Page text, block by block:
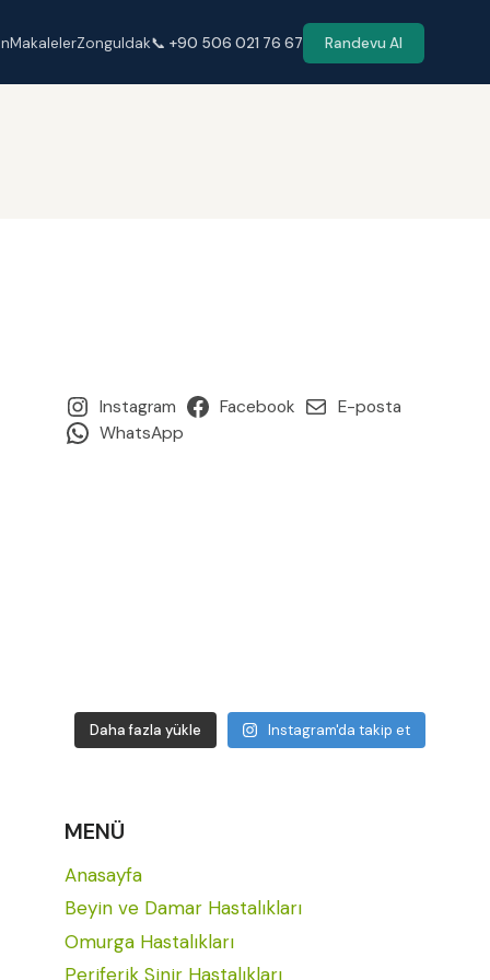
MakalelerZonguldak📞 +90 506 021 76 67 Randevu Al
Instagram Facebook
E-posta
WhatsApp
Daha fazla yükle Instagram'da takip et
MENÜ
Anasayfa
Beyin ve Damar Hastalıkları
Omurga Hastalıkları
Periferik Sinir Hastalıkları